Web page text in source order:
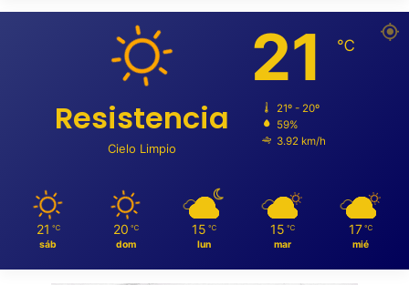
Resistencia
Cielo Limpio
21 ℃
21º - 20º
59%
3.92 km/h
21 ℃
sáb
20 ℃
dom
15 ℃
lun
15 ℃
mar
17 ℃
mié